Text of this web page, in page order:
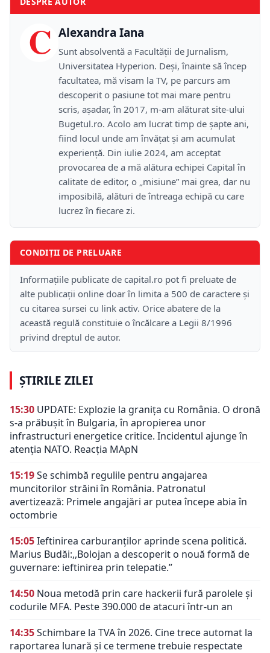
C Alexandra Iana
Sunt absolventă a Facultății de Jurnalism,
Universitatea Hyperion. Deși, înainte să încep
facultatea, mă visam la TV, pe parcurs am
descoperit o pasiune tot mai mare pentru
scris, așadar, în 2017, m-am alăturat site-ului
Bugetul.ro. Acolo am lucrat timp de șapte ani,
fiind locul unde am învățat și am acumulat
experiență. Din iulie 2024, am acceptat
provocarea de a mă alătura echipei Capital în
calitate de editor, o „misiune” mai grea, dar nu
imposibilă, alături de întreaga echipă cu care
lucrez în fiecare zi.
CONDIȚII DE PRELUARE
Informațiile publicate de capital.ro pot fi preluate de
alte publicații online doar în limita a 500 de caractere și
cu citarea sursei cu link activ. Orice abatere de la
această regulă constituie o încălcare a Legii 8/1996
privind dreptul de autor.
ȘTIRILE ZILEI
15:30 UPDATE: Explozie la granița cu România. O dronă
s-a prăbușit în Bulgaria, în apropierea unor
infrastructuri energetice critice. Incidentul ajunge în
atenția NATO. Reacția MApN
15:19Se schimbă regulile pentru angajarea
muncitorilor străini în România. Patronatul
avertizează: Primele angajări ar putea începe abia în
octombrie
15:05Ieftinirea carburanților aprinde scena politică.
Marius Budăi:,,Bolojan a descoperit o nouă formă de
guvernare: ieftinirea prin telepatie.”
14:50 Noua metodă prin care hackerii fură parolele și
codurile MFA. Peste 390.000 de atacuri într-un an
14:35Schimbare la TVA în 2026. Cine trece automat la
raportarea lunară și ce termene trebuie respectate